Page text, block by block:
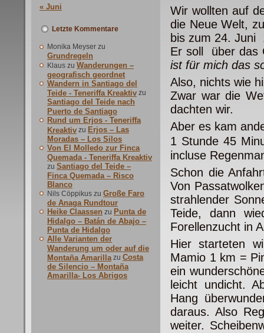
« Juni
Letzte Kommentare
Monika Meyser zu
Grundregeln
Klaus zu Wanderungen –
geografisch geordnet
Wandern in Santiago del
Teide - Teneriffa Kreaktiv zu
Santiago del Teide nach
Puerto de Santiago
Rund um Erjos - Teneriffa
Kreaktiv zu Erjos – Las
Moradas – Los Silos
Von El Molledo zur Finca
Quemada - Teneriffa Kreaktiv
zu Santiago del Teide –
Finca Quemada – Risco
Blanco
Nils Cöppikus zu Große Faro
de Anaga Rundtour
Heike Claassen zu Punta de
Hidalgo – Batán de Abajo –
Punta de Hidalgo
Alle Varianten der
Wanderung um oder auf die
Montaña Amarilla zu Costa
de Silencio – Montaña
Amarilla- Los Abrigos
Wir wollten auf
die Neue Welt,
bis zum 24. Juni
Er soll über das
ist für mich das
Also, nichts wie
Zwar war die
dachten wir.
Aber es kam
1 Stunde 45
incluse
Schon die
Von
strahlender
Teide, dann
Forellenzucht in
Hier starteten
Mamio 1 km =
ein
leicht undicht.
Hang
daraus. Also
weiter.